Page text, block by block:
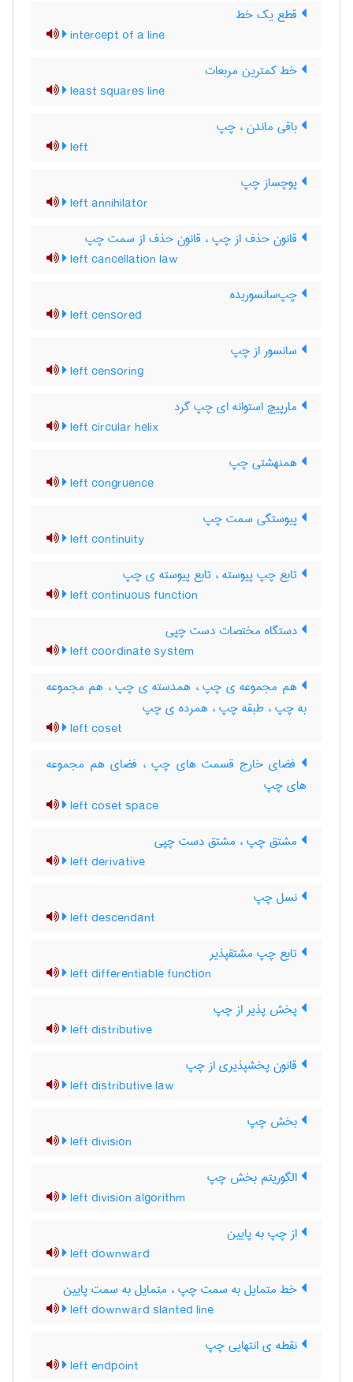
قطع یک خط
intercept of a line
خط کمترین مربعات
least squares line
باقی ماندن ، چپ
left
پوچساز چپ
left annihilator
قانون حذف از چپ ، قانون حذف از سمت چپ
left cancellation law
چپ‌سانسوریده
left censored
سانسور از چپ
left censoring
مارپیچ استوانه ای چپ گرد
left circular helix
همنهشتی چپ
left congruence
پیوستگی سمت چپ
left continuity
تابع چپ پیوسته ، تابع پیوسته ی چپ
left continuous function
دستگاه مختصات دست چپی
left coordinate system
هم مجموعه ی چپ ، همدسته ی چپ ، هم مجموعه
به چپ ، طبقه چپ ، همرده ی چپ
left coset
فضای خارج قسمت های چپ ، فضای هم مجموعه
های چپ
left coset space
مشتق چپ ، مشتق دست چپی
left derivative
نسل چپ
left descendant
تابع چپ مشتقپذیر
left differentiable function
پخش پذیر از چپ
left distributive
قانون پخشپذیری از چپ
left distributive law
بخش چپ
left division
الگوریتم بخش چپ
left division algorithm
از چپ به پایین
left downward
خط متمایل به سمت چپ ، متمایل به سمت پایین
left downward slanted line
نقطه ی انتهایی چپ
left endpoint